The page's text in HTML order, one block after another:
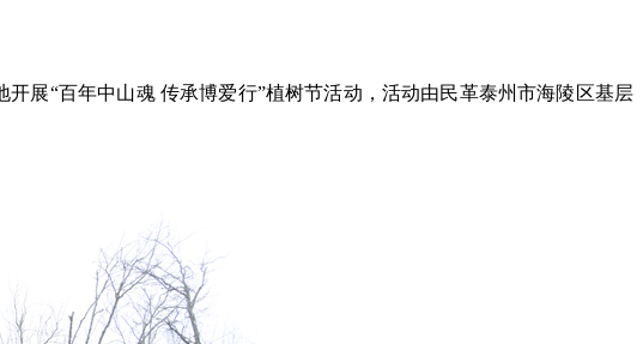
展“百年中山魂 传承博爱行”植树节活动，活动由民革泰州市海陵区基层